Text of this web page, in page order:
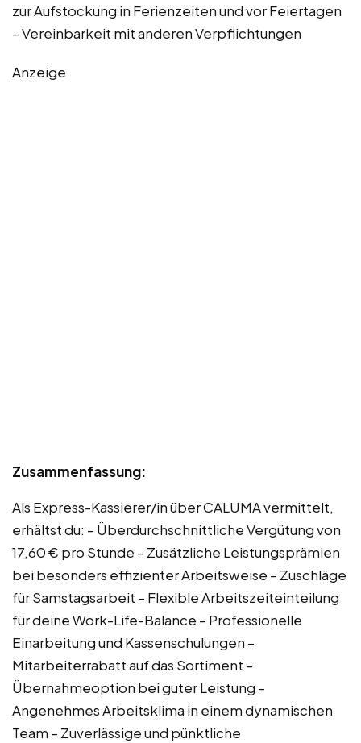
zur Aufstockung in Ferienzeiten und vor Feiertagen
– Vereinbarkeit mit anderen Verpflichtungen
Anzeige
Zusammenfassung:
Als Express-Kassierer/in über CALUMA vermittelt,
erhältst du: – Überdurchschnittliche Vergütung von
17,60 € pro Stunde – Zusätzliche Leistungsprämien
bei besonders effizienter Arbeitsweise – Zuschläge
für Samstagsarbeit – Flexible Arbeitszeiteinteilung
für deine Work-Life-Balance – Professionelle
Einarbeitung und Kassenschulungen –
Mitarbeiterrabatt auf das Sortiment –
Übernahmeoption bei guter Leistung –
Angenehmes Arbeitsklima in einem dynamischen
Team – Zuverlässige und pünktliche